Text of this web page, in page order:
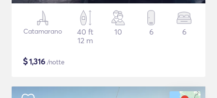
Catamarano
40 ft
12 m
10 6 6
$1,316 /notte